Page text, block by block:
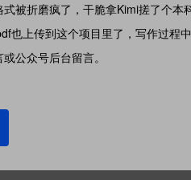
被折磨疯了，干脆拿Kimi搓了个
也上传到这个项目里了，写作过程
公众号后台留言。